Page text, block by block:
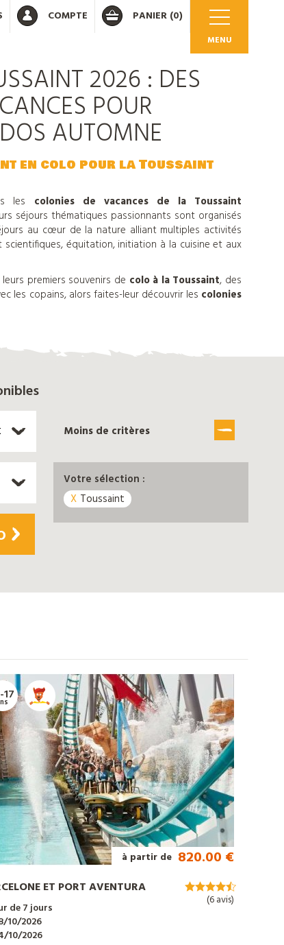
MENU
PANIER (0)
COMPTE
OK
compte
2026 : DES
POUR
AUTOMNE
en colo pour la Toussaint
les colonies de vacances de la Toussaint
séjours thématiques passionnants sont organisés
au cœur de la nature alliant multiples activités
équitation, initiation à la cuisine et aux
premiers souvenirs de colo à la Toussaint, des
les copains, alors faites-leur découvrir les colonies
Moins de critères
Votre sélection :
Toussaint
17
à partir de 820.00 €
ET PORT AVENTURA
de 7 jours
10/2026
10/2026
(6 avis)